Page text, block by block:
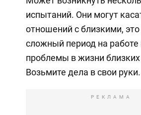
испытаний. Они могут
отношений с близкими,
сложный период на работе
проблемы в жизни близких
Возьмите дела в свои руки.
РЕКЛАМА